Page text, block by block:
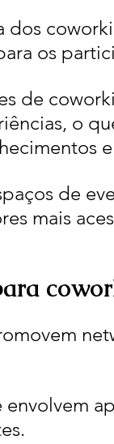
dos
os
de
o
de
mais